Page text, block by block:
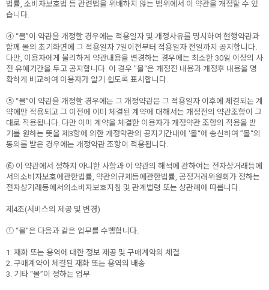
법률, 소비자보호법 등 관련법을 위배하지 않는 범위에서 이 약관을 개정할 수 있
습니다.
④ “몰”이 약관을 개정할 경우에는 적용일자 및 개정사유를 명시하여 현행약관과
함께 몰의 초기화면에 그 적용일자 7일이전부터 적용일자 전일까지 공지합니다.
다만, 이용자에게 불리하게 약관내용을 변경하는 경우에는 최소한 30일 이상의 사
전 유예기간을 두고 공지합니다. 이 경우 "몰“은 개정전 내용과 개정후 내용을 명
확하게 비교하여 이용자가 알기 쉽도록 표시합니다.
⑤ “몰”이 약관을 개정할 경우에는 그 개정약관은 그 적용일자 이후에 체결되는 계
약에만 적용되고 그 이전에 이미 체결된 계약에 대해서는 개정전의 약관조항이 그
대로 적용됩니다. 다만 이미 계약을 체결한 이용자가 개정약관 조항의 적용을 받
기를 원하는 뜻을 제3항에 의한 개정약관의 공지기간내에 ‘몰“에 송신하여 ”몰“의
동의를 받은 경우에는 개정약관 조항이 적용됩니다.
⑥ 이 약관에서 정하지 아니한 사항과 이 약관의 해석에 관하여는 전자상거래등에
서의소비자보호에관한법률, 약관의규제등에관한법률, 공정거래위원회가 정하는
전자상거래등에서의소비자보호지침 및 관계법령 또는 상관례에 따릅니다.
제4조(서비스의 제공 및 변경)
① “몰”은 다음과 같은 업무를 수행합니다.
1. 재화 또는 용역에 대한 정보 제공 및 구매계약의 체결
2. 구매계약이 체결된 재화 또는 용역의 배송
3. 기타 “몰”이 정하는 업무